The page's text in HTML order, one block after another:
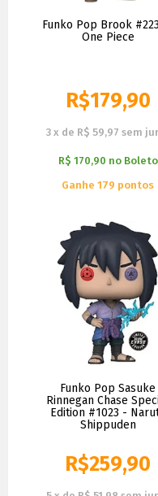
Funko Pop Brook
One Piece
R$179,90
3 x de R$ 59,97 sem
R$ 170,90 no Boleto
Ganhe 179 pontos
Funko Pop Sasuke
Rinnegan Chase
Edition #1023 -
Shippuden
R$259,90